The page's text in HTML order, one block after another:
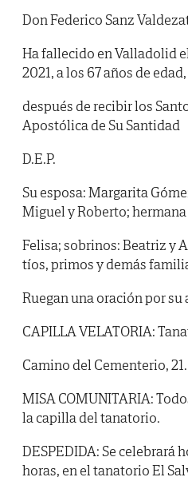
Don Federico Sanz
Ha fallecido en Valladolid
2021, a los 67 años de edad,
después de recibir los
Apostólica de Su Santidad
D.E.P.
Su esposa: Margarita
Miguel y Roberto;
Felisa; sobrinos: Beatriz y
tíos, primos y demás
Ruegan una oración por su
CAPILLA VELATORIA:
Camino del Cementerio,
MISA COMUNITARIA:
la capilla del tanatorio.
DESPEDIDA: Se celebrará
horas, en el tanatorio El